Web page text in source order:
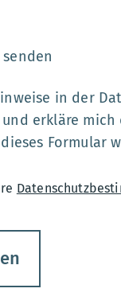
in der
erkläre
Formular